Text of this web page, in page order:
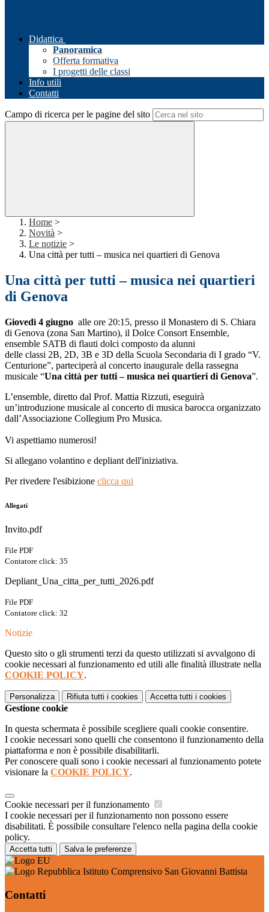
Didattica
Panoramica
Offerta formativa
I progetti delle classi
Info utili
Contatti
Campo di ricerca per le pagine del sito
Home >
Novità >
Le notizie >
Una città per tutti – musica nei quartieri di Genova
Una città per tutti – musica nei quartieri
di Genova
Giovedì 4 giugno alle ore 20:15, presso il Monastero di S. Chiara
di Genova (zona San Martino), il Dolce Consort Ensemble,
ensemble SATB di flauti dolci composto da alunni
delle classi 2B, 2D, 3B e 3D della Scuola Secondaria di I grado “V.
Centurione”, parteciperà al concerto inaugurale della rassegna
musicale “Una città per tutti – musica nei quartieri di Genova”.
L’ensemble, diretto dal Prof. Mattia Rizzuti, eseguirà
un’introduzione musicale al concerto di musica barocca organizzato
dall’Associazione Collegium Pro Musica.
Vi aspettiamo numerosi!
Si allegano volantino e depliant dell'iniziativa.
Per rivedere l'esibizione clicca qui
Allegati
Invito.pdf
File PDF
Contatore click: 35
Depliant_Una_citta_per_tutti_2026.pdf
File PDF
Contatore click: 32
Notizie
Questo sito o gli strumenti terzi da questo utilizzati si avvalgono di
cookie necessari al funzionamento ed utili alle finalità illustrate nella
COOKIE POLICY.
Personalizza Rifiuta tutti i cookies Accetta tutti i cookies
Gestione cookie
In questa schermata è possibile scegliere quali cookie consentire.
I cookie necessari sono quelli che consentono il funzionamento della
piattaforma e non è possibile disabilitarli.
Per conoscere quali sono i cookie necessari al funzionamento potete
visionare la COOKIE POLICY.
Cookie necessari per il funzionamento
I cookie necessari per il funzionamento non possono essere
disabilitati. È possibile consultare l'elenco nella pagina della cookie
policy.
Accetta tutti Salva le preferenze
Istituto Comprensivo San Giovanni Battista
Contatti